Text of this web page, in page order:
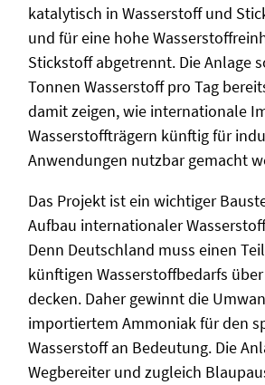
katalytisch in Wasserstoff und
und für eine hohe
Stickstoff abgetrennt. Die Anlage
Tonnen Wasserstoff pro Tag
damit zeigen, wie internationale
Wasserstoffträgern künftig für
Anwendungen nutzbar gemacht
Das Projekt ist ein wichtiger
Aufbau internationaler
Denn Deutschland muss einen
künftigen Wasserstoffbedarfs
decken. Daher gewinnt die
importiertem Ammoniak für den
Wasserstoff an Bedeutung. Die
Wegbereiter und zugleich